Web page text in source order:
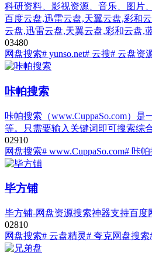
科研资料、影视资源、音乐、图片
百度云盘,迅雷云盘,天翼云盘,彩和
云盘,迅雷云盘,天翼云盘,彩和云盘,
03480
网盘搜索# yunso.net# 云搜# 云盘资
咔帕搜索
咔帕搜索（www.CuppaSo.com）
等。只需要输入关键词即可搜索综
02910
网盘搜索# www.CuppaSo.com# 咔
毕方铺
毕方铺-网盘资源搜索神器支持百度
02810
网盘搜索# 云盘精灵# 夸克网盘搜索